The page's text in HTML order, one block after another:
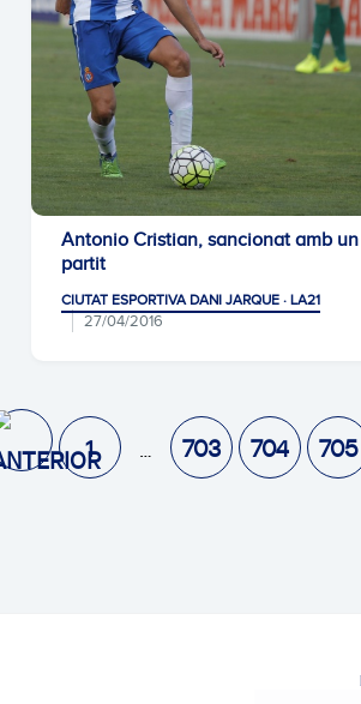
Antonio Cristian, sancionat amb un
partit
CIUTAT ESPORTIVA DANI JARQUE · LA21
27/04/2016
1 703 704 705